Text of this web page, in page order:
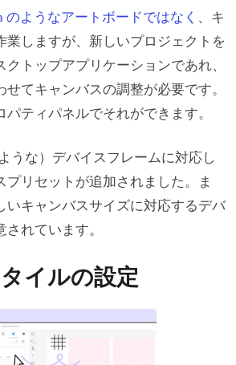
のようなアートボードではなく 、キ
業しますが、新しいプロジェクトを
トップアプリケーションであれ、
てキャンバスの調整が必要です。
ティパネルでそれができます。
ような）デバイスフレームに対応し
プリセットが追加されました。ま
いキャンバスサイズに対応するデバ
れています。
イルの設定